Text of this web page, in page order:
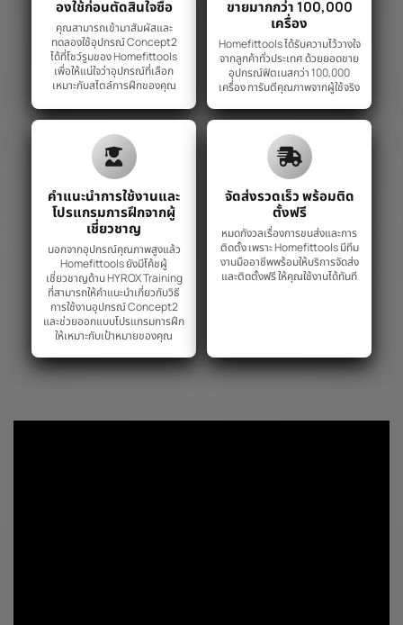
องใช้ก่อนตัดสินใจซื้อ
คุณสามารถเข้ามาสัมผัสและ
ทดลองใช้อุปกรณ์ Concept2
ได้ที่โชว์รูมของ Homefittools
เพื่อให้แน่ใจว่าอุปกรณ์ที่เลือก
เหมาะกับสไตล์การฝึกของคุณ
ขายมากกว่า 100,000
เครื่อง
Homefittools ได้รับความไว้วางใจ
จากลูกค้าทั่วประเทศ ด้วยยอดขาย
อุปกรณ์ฟิตเนสกว่า 100,000
เครื่อง การันตีคุณภาพจากผู้ใช้จริง
คำแนะนำการใช้งานและ
โปรแกรมการฝึกจากผู้
เชี่ยวชาญ
นอกจากอุปกรณ์คุณภาพสูงแล้ว
Homefittools ยังมีโค้ชผู้
เชี่ยวชาญด้าน HYROX Training
ที่สามารถให้คำแนะนำเกี่ยวกับวิธี
การใช้งานอุปกรณ์ Concept2
และช่วยออกแบบโปรแกรมการฝึก
ให้เหมาะกับเป้าหมายของคุณ
จัดส่งรวดเร็ว พร้อมติด
ตั้งฟรี
หมดกังวลเรื่องการขนส่งและการ
ติดตั้ง เพราะ Homefittools มีทีม
งานมืออาชีพพร้อมให้บริการจัดส่ง
และติดตั้งฟรี ให้คุณใช้งานได้ทันที